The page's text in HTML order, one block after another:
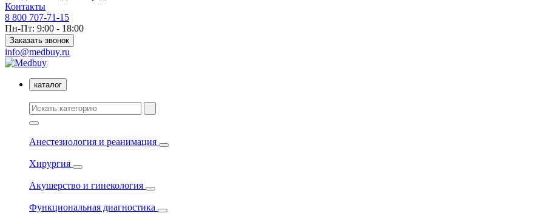
Контакты
8 800 707-71-15
Пн-Пт: 9:00 - 18:00
Заказать звонок
info@medbuy.ru
каталог
Анестезиология и реанимация
Хирургия
Акушерство и гинекология
Функциональная диагностика